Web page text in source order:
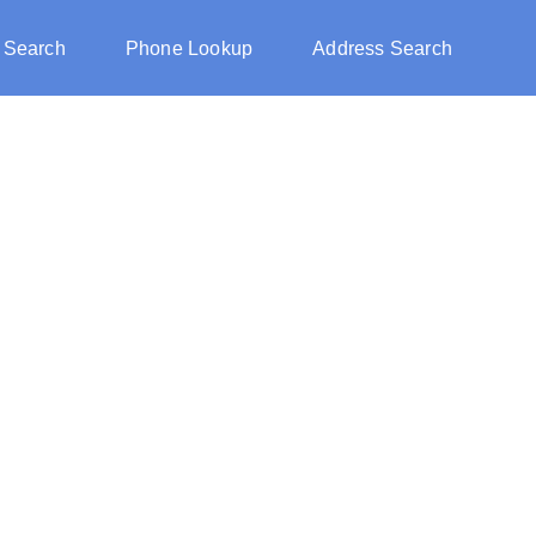
Search Phone Lookup Address Search